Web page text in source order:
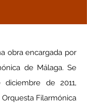
obra encargada por
de Málaga. Se
de 2011,
Filarmónica